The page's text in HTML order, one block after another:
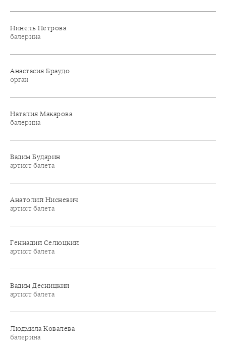
Нинель Петрова
балерина
Анастасия Браудо
орган
Наталия Макарова
балерина
Вадим Бударин
артист балета
Анатолий Нисневич
артист балета
Геннадий Селюцкий
артист балета
Вадим Десницкий
артист балета
Людмила Ковалева
балерина